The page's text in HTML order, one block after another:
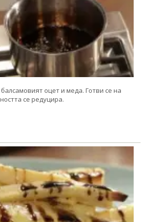
оцет и меда. Готви се на
се редуцира.